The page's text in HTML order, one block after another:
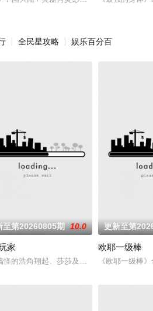
全民星攻略 娱乐百分百
星于子育首次合作主持，从时尚到保养品
至第20260805期 10.0
家
怪的浩角翔起、莎莎及其他主持人，以轻松
更新至第
欧耶一级棒
《欧耶一级棒